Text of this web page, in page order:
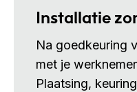
Installatie
Na goedkeuring
met je
Plaatsing,